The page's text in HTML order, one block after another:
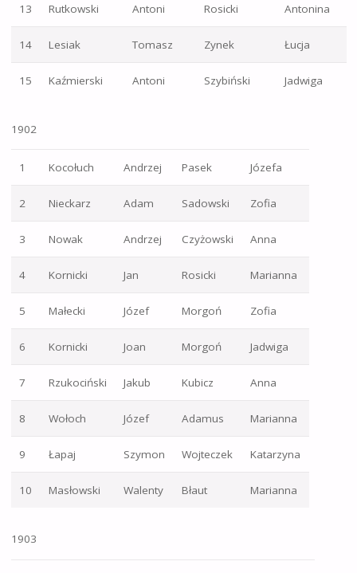
13 Rutkowski Antoni Rosicki Antonina
14 Lesiak Tomasz Zynek Łucja
15 Kaźmierski Antoni Szybiński Jadwiga
1902
1 Kocołuch Andrzej Pasek Józefa
2 Nieckarz Adam Sadowski Zofia
3 Nowak Andrzej Czyżowski Anna
4 Kornicki Jan Rosicki Marianna
5 Małecki Józef Morgoń Zofia
6 Kornicki Joan Morgoń Jadwiga
7 Rzukociński Jakub Kubicz Anna
8 Wołoch Józef Adamus Marianna
9 Łapaj Szymon Wojteczek Katarzyna
10 Masłowski Walenty Błaut Marianna
1903